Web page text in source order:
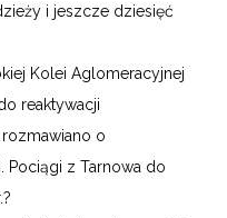
i jeszcze dziesięć
Kolei Aglomeracyjnej
reaktywacji
rozmawiano o
Pociągi z Tarnowa do